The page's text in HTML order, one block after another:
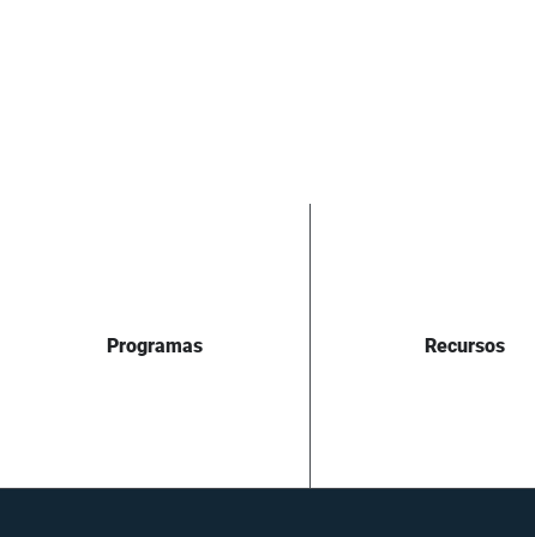
Programas Recursos